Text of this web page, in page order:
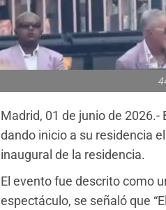
Madrid, 01 de junio de
dando inicio a su residencia
inaugural de la residencia.
El evento fue descrito como
espectáculo, se señaló que